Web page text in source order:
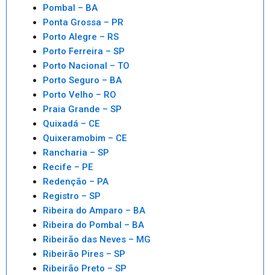
Pombal – BA
Ponta Grossa – PR
Porto Alegre – RS
Porto Ferreira – SP
Porto Nacional – TO
Porto Seguro – BA
Porto Velho – RO
Praia Grande – SP
Quixadá – CE
Quixeramobim – CE
Rancharia – SP
Recife – PE
Redenção – PA
Registro – SP
Ribeira do Amparo – BA
Ribeira do Pombal – BA
Ribeirão das Neves – MG
Ribeirão Pires – SP
Ribeirão Preto – SP